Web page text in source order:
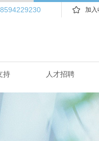
加入
持 人才招聘